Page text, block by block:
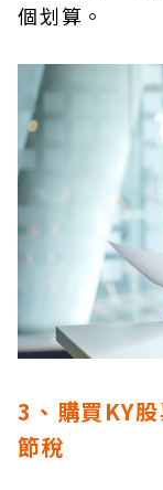
個划算。
3、購買KY
節稅